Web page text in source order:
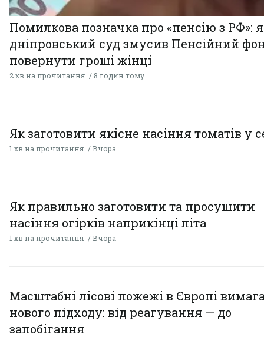
Помилкова позначка про «пенсію з РФ»:
дніпровський суд змусив Пенсійний
повернути гроші жінці
2 хв на прочитання 8 годин тому
Як заготовити якісне насіння томатів у
1 хв на прочитання Вчора
Як правильно заготовити та просушити
насіння огірків наприкінці літа
1 хв на прочитання Вчора
Масштабні лісові пожежі в Європі
нового підходу: від реагування — до
запобігання